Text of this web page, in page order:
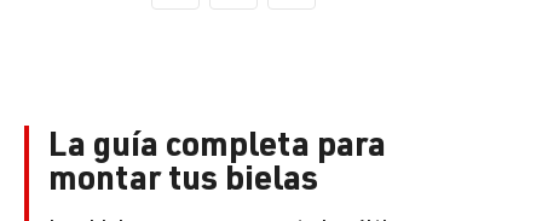
La guía completa para
montar tus bielas